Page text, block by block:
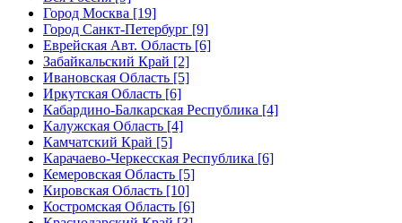
Город Москва [19]
Город Санкт-Петербург [9]
Еврейская Авт. Область [6]
Забайкальский Край [2]
Ивановская Область [5]
Иркутская Область [6]
Кабардино-Балкарская Республика [4]
Калужская Область [4]
Камчатский Край [5]
Карачаево-Черкесская Республика [6]
Кемеровская Область [5]
Кировская Область [10]
Костромская Область [6]